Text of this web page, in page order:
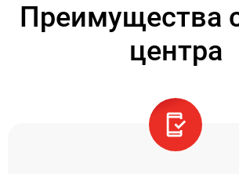
Преимущества
центра